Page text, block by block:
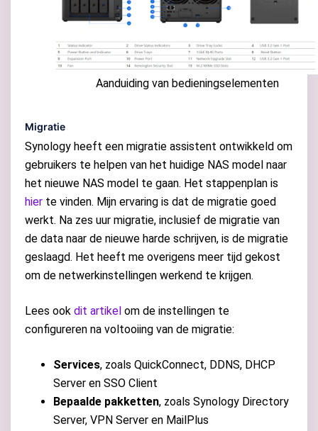
Aanduiding van bedieningselementen
Migratie
Synology heeft een migratie assistent ontwikkeld om
gebruikers te helpen van het huidige NAS model naar
het nieuwe NAS model te gaan. Het stappenplan is
hier te vinden. Mijn ervaring is dat de migratie goed
werkt. Na zes uur migratie, inclusief de migratie van
de data naar de nieuwe harde schrijven, is de migratie
geslaagd. Het heeft me overigens meer tijd gekost
om de netwerkinstellingen werkend te krijgen.
Lees ook dit artikel om de instellingen te
configureren na voltooiing van de migratie:
Services, zoals QuickConnect, DDNS, DHCP
Server en SSO Client
Bepaalde pakketten, zoals Synology Directory
Server, VPN Server en MailPlus